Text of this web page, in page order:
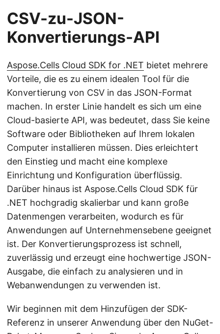
CSV-zu-JSON-
Konvertierungs-API
Aspose.Cells Cloud SDK for .NET bietet mehrere
Vorteile, die es zu einem idealen Tool für die
Konvertierung von CSV in das JSON-Format
machen. In erster Linie handelt es sich um eine
Cloud-basierte API, was bedeutet, dass Sie keine
Software oder Bibliotheken auf Ihrem lokalen
Computer installieren müssen. Dies erleichtert
den Einstieg und macht eine komplexe
Einrichtung und Konfiguration überflüssig.
Darüber hinaus ist Aspose.Cells Cloud SDK für
.NET hochgradig skalierbar und kann große
Datenmengen verarbeiten, wodurch es für
Anwendungen auf Unternehmensebene geeignet
ist. Der Konvertierungsprozess ist schnell,
zuverlässig und erzeugt eine hochwertige JSON-
Ausgabe, die einfach zu analysieren und in
Webanwendungen zu verwenden ist.
Wir beginnen mit dem Hinzufügen der SDK-
Referenz in unserer Anwendung über den NuGet-